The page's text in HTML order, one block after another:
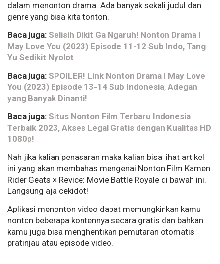
dalam menonton drama. Ada banyak sekali judul dan
genre yang bisa kita tonton.
Baca juga: Selisih Dikit Ga Ngaruh! Nonton Drama I
May Love You (2023) Episode 11-12 Sub Indo, Tang
Yu Sedikit Nyolot
Baca juga: SPOILER! Link Nonton Drama I May Love
You (2023) Episode 13-14 Sub Indonesia, Adegan
yang Banyak Dinanti!
Baca juga: Situs Nonton Film Terbaru Indonesia
Terbaik 2023, Akses Legal Gratis dengan Kualitas HD
1080p!
Nah jika kalian penasaran maka kalian bisa lihat artikel
ini yang akan membahas mengenai Nonton Film Kamen
Rider Geats × Revice: Movie Battle Royale di bawah ini.
Langsung aja cekidot!
Aplikasi menonton video dapat memungkinkan kamu
nonton beberapa kontennya secara gratis dan bahkan
kamu juga bisa menghentikan pemutaran otomatis
pratinjau atau episode video.